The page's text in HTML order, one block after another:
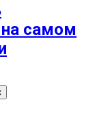
на самом